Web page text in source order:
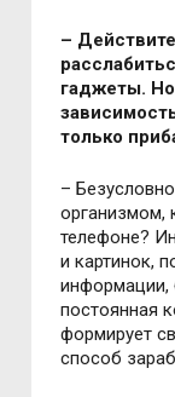
–
гаджеты. Но
только
–
организмом,
телефоне?
и картинок,
информации,
постоянная
формирует
способ